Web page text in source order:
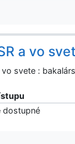
a vo
svete :
dostupné